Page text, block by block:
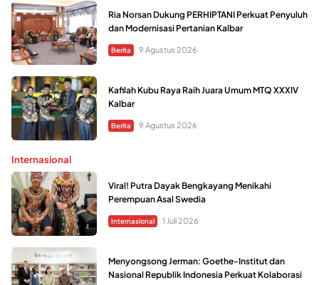
Ria Norsan Dukung PERHIPTANI Perkuat Penyuluh
dan Modernisasi Pertanian Kalbar
Berita 9 Agustus 2026
Kafilah Kubu Raya Raih Juara Umum MTQ XXXIV
Kalbar
Berita 9 Agustus 2026
Internasional
Viral! Putra Dayak Bengkayang Menikahi
Perempuan Asal Swedia
Internasional 1 Juli 2026
Menyongsong Jerman: Goethe-Institut dan
Nasional Republik Indonesia Perkuat Kolaborasi